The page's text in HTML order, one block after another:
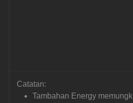
Catatan:
Tambahan Energy